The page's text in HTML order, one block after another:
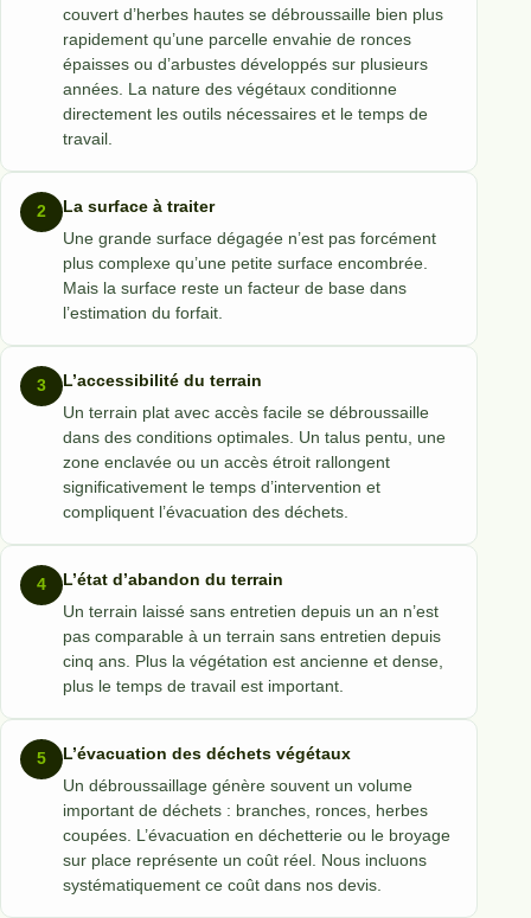
couvert d’herbes hautes se débroussaille bien plus
rapidement qu’une parcelle envahie de ronces
épaisses ou d’arbustes développés sur plusieurs
années. La nature des végétaux conditionne
directement les outils nécessaires et le temps de
travail.
La surface à traiter
Une grande surface dégagée n’est pas forcément
plus complexe qu’une petite surface encombrée.
Mais la surface reste un facteur de base dans
l’estimation du forfait.
L’accessibilité du terrain
Un terrain plat avec accès facile se débroussaille
dans des conditions optimales. Un talus pentu, une
zone enclavée ou un accès étroit rallongent
significativement le temps d’intervention et
compliquent l’évacuation des déchets.
L’état d’abandon du terrain
Un terrain laissé sans entretien depuis un an n’est
pas comparable à un terrain sans entretien depuis
cinq ans. Plus la végétation est ancienne et dense,
plus le temps de travail est important.
L’évacuation des déchets végétaux
Un débroussaillage génère souvent un volume
important de déchets : branches, ronces, herbes
coupées. L’évacuation en déchetterie ou le broyage
sur place représente un coût réel. Nous incluons
systématiquement ce coût dans nos devis.